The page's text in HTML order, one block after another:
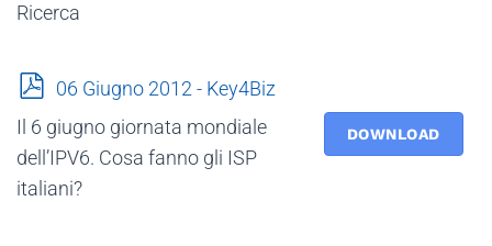
Ricerca
p
f
06 Giugno 2012 - Key4Biz
DOWNLOAD
Il 6 giugno giornata mondiale
dell’IPV6. Cosa fanno gli ISP
italiani?